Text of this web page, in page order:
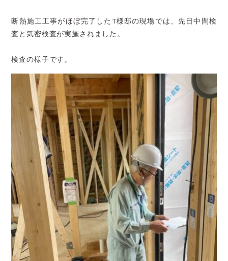
断熱施工工事がほぼ完了したT様邸の現場では、先日中間検
査と気密検査が実施されました。
検査の様子です。